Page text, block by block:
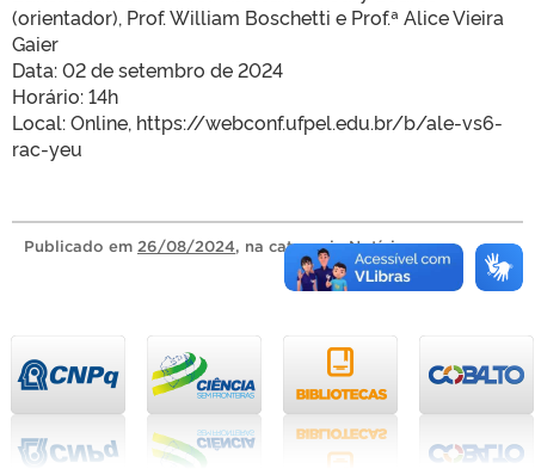
(orientador), Prof. William Boschetti e Prof.ª Alice Vieira
Gaier
Data: 02 de setembro de 2024
Horário: 14h
Local: Online, https://webconf.ufpel.edu.br/b/ale-vs6-
rac-yeu
Publicado em 26/08/2024, na categoriaNotícias.